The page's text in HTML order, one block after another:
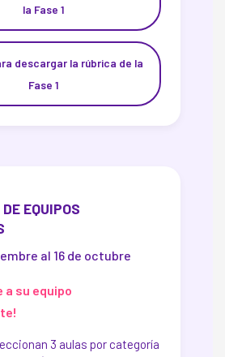
la Fase 1
descargar la rúbrica de la
Fase 1
EQUIPOS
al 16 de octubre
a su equipo
3 aulas por categoría